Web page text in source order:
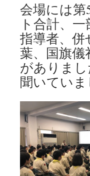
会場には第
ト合計、
指導者、
葉、国旗
がありま
聞いていま